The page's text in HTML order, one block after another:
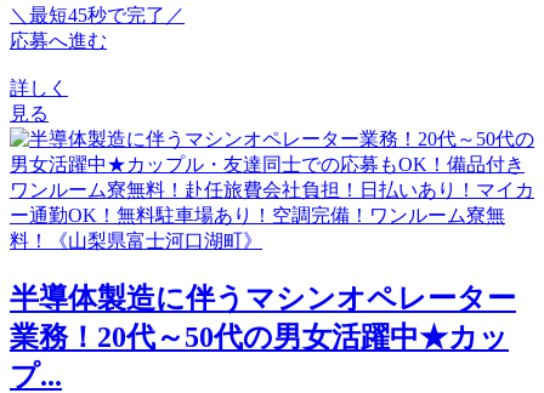
＼最短45秒で完了／
応募へ進む
詳しく
見る
半導体製造に伴うマシンオペレーター
業務！20代～50代の男女活躍中★カッ
プ...